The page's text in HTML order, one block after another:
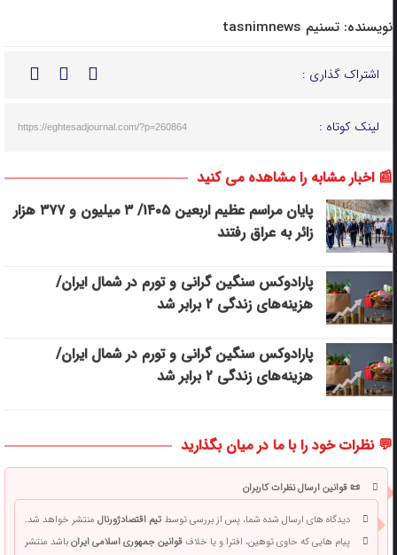
نویسنده: تسنیم tasnimnews
اشتراک گذاری :
لینک کوتاه : https://eghtesadjournal.com/?p=260864
📰 اخبار مشابه را مشاهده می کنید
پایان مراسم عظیم اربعین ۱۴۰۵/ ‌۳ میلیون و ۳۷۷ ‌هزار
زائر به عراق رفتند
پارادوکس سنگین گرانی و تورم در شمال ایران/
هزینه‌های زندگی ۲ برابر ‌شد
پارادوکس سنگین گرانی و تورم در شمال ایران/
هزینه‌های زندگی ۲ برابر ‌شد
💬 نظرات خود را با ما در میان بگذارید
📜 قوانین ارسال نظرات کاربران
دیدگاه های ارسال شده شما، پس از بررسی توسطتیم اقتصادژورنالمنتشر خواهد شد.
پیام هایی که حاوی توهین، افترا و یا خلافقوانین جمهوری اسلامی ایرانباشد منتشر